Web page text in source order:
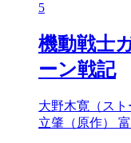
5
機動戦士
ーン戦記
大野木寛（スト
立肇（原作）